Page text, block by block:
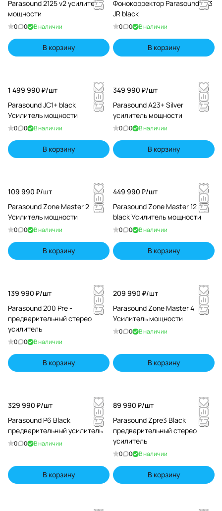
Parasound 2125 v2 усилитель
мощности
0 0 В наличии
В корзину
Фонокорректор Parasound JC3
JR black
0 0 В наличии
В корзину
1 499 990 ₽/шт
Parasound JC1+ black
Усилитель мощности
0 0 В наличии
В корзину
349 990 ₽/шт
Parasound A23+ Silver
усилитель мощности
0 0 В наличии
В корзину
109 990 ₽/шт
Parasound Zone Master 2
Усилитель мощности
0 0 В наличии
В корзину
449 990 ₽/шт
Parasound Zone Master 12
black Усилитель мощности
0 0 В наличии
В корзину
139 990 ₽/шт
Parasound 200 Pre -
предварительный стерео
усилитель
0 0 В наличии
В корзину
209 990 ₽/шт
Parasound Zone Master 4
Усилитель мощности
0 0 В наличии
В корзину
329 990 ₽/шт
Parasound P6 Black
предварительный усилитель
0 0 В наличии
В корзину
89 990 ₽/шт
Parasound Zpre3 Black
предварительный стерео
усилитель
0 0 В наличии
В корзину